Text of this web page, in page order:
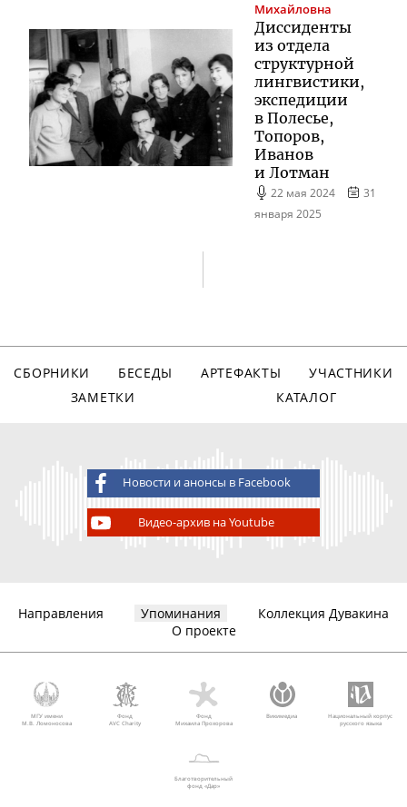
Михайловна
Диссиденты
из отдела
структурной
лингвистики,
экспедиции
в Полесье,
Топоров,
Иванов
и Лотман
22 мая 2024
31
января 2025
СБОРНИКИ БЕСЕДЫ АРТЕФАКТЫ
УЧАСТНИКИ
ЗАМЕТКИ
КАТАЛОГ
Новости и анонсы в Facebook
Видео-архив на Youtube
Направления Упоминания
Коллекция Дувакина
О проекте
МГУ имени
М.В. Ломоносова
Фонд
AVC Charity
Фонд
Михаила Прохорова
Викимедиа
Национальный корпус
русского языка
Благотворительный
фонд «Дар»